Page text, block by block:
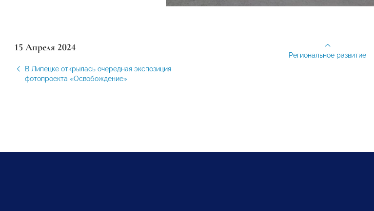
15 Апреля 2024
В Липецке открылась очередная экспозиция
фотопроекта «Освобождение»
Региональное развитие